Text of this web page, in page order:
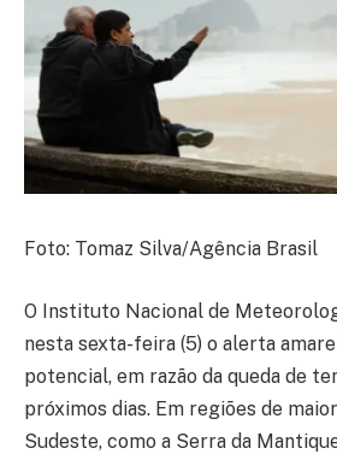
Foto: Tomaz Silva/Agência Brasil
O Instituto Nacional de
nesta sexta-feira (5) o alerta
potencial, em razão da queda de
próximos dias. Em regiões de
Sudeste, como a Serra da